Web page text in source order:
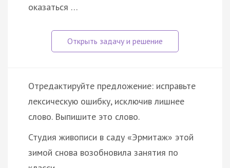
оказаться …
Отредактируйте предложение: исправьте
лексическую ошибку, исключив лишнее
слово. Выпишите это слово.
Студия живописи в саду «Эрмитаж» этой
зимой снова возобновила занятия по